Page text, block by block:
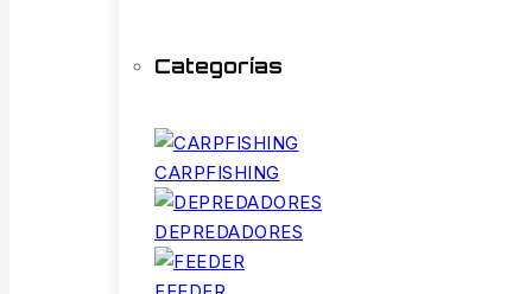
Categorías
CARPFISHING
DEPREDADORES